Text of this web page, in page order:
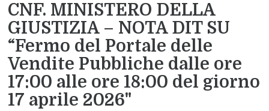
CNF. MINISTERO DELLA
GIUSTIZIA – NOTA DIT SU
“Fermo del Portale delle
Vendite Pubbliche dalle ore
17:00 alle ore 18:00 del giorno
17 aprile 2026"